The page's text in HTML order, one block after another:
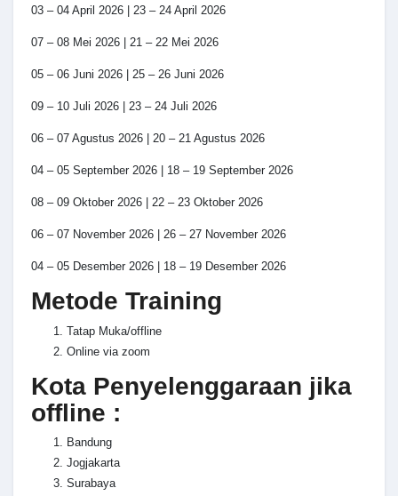
03 – 04 April 2026 | 23 – 24 April 2026
07 – 08 Mei 2026 | 21 – 22 Mei 2026
05 – 06 Juni 2026 | 25 – 26 Juni 2026
09 – 10 Juli 2026 | 23 – 24 Juli 2026
06 – 07 Agustus 2026 | 20 – 21 Agustus 2026
04 – 05 September 2026 | 18 – 19 September 2026
08 – 09 Oktober 2026 | 22 – 23 Oktober 2026
06 – 07 November 2026 | 26 – 27 November 2026
04 – 05 Desember 2026 | 18 – 19 Desember 2026
Metode Training
Tatap Muka/offline
Online via zoom
Kota Penyelenggaraan jika
offline :
Bandung
Jogjakarta
Surabaya